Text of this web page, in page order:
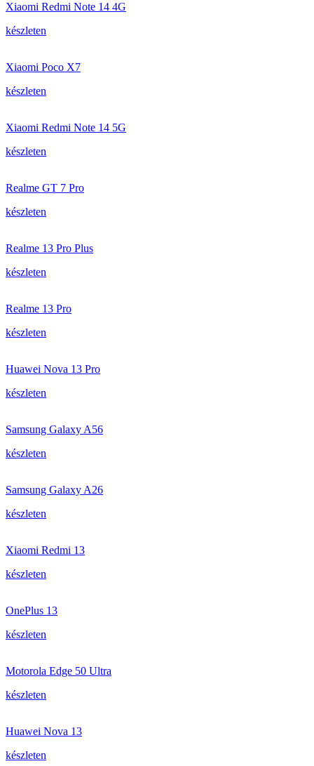
Xiaomi Redmi Note 14 4G
készleten
Xiaomi Poco X7
készleten
Xiaomi Redmi Note 14 5G
készleten
Realme GT 7 Pro
készleten
Realme 13 Pro Plus
készleten
Realme 13 Pro
készleten
Huawei Nova 13 Pro
készleten
Samsung Galaxy A56
készleten
Samsung Galaxy A26
készleten
Xiaomi Redmi 13
készleten
OnePlus 13
készleten
Motorola Edge 50 Ultra
készleten
Huawei Nova 13
készleten